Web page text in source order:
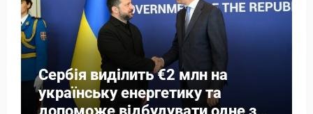
Сербія виділить €2 млн на
українську енергетику та